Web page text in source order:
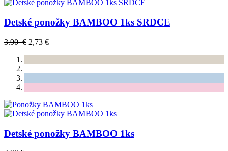
Detské ponožky BAMBOO 1ks SRDCE
3.90 € 2,73 €
Detské ponožky BAMBOO 1ks